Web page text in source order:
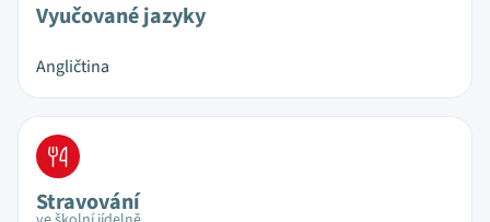
Vyučované jazyky
Angličtina
Stravování